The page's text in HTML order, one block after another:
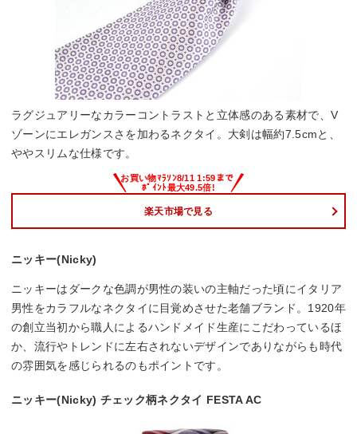
ラグジュアリーなカラーコントラストと立体感のある素材で、V
ゾーンにエレガンスさを加わるネクタイ。大剣は幅約7.5cmと、
ややスリムな仕様です。
楽天市場で見る
ニッキー(Nicky)
ニッキーはダークな色調が男性の装いの主軸だった頃にイタリア
男性をカラフルなネクタイに目覚めさせた老舗ブランド。1920年
の創立当初から職人によるハンドメイド生産にこだわっているほ
か、流行やトレンドに左右されないデザインでありながらも時代
の雰囲気を感じられるのもポイントです。
ニッキー(Nicky) チェック柄ネクタイ FESTA AC